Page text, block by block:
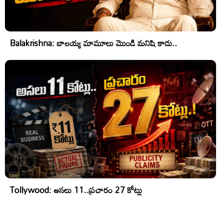
Balakrishna: బాలయ్య మామూలు మొండి మనిషి కాదు..
Tollywood: అసలు 11..ప్రచారం 27 కోట్లు